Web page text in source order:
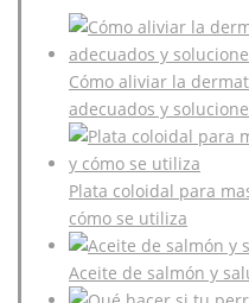
Cómo aliviar la
adecuados y
Plata coloidal para
cómo se utiliza
Aceite de salmón y